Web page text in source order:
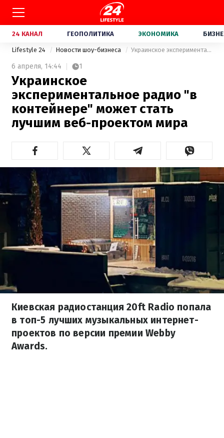
24 КАНАЛ ГЕОПОЛИТИКА ЭКОНОМИКА
Lifestyle 24 Новости шоу-бизнеса Украинское экспериментальное радио "в контейнере" может стать лучшим веб-проектом мира
6 апреля, 14:44 1
Украинское
экспериментальное радио "в
контейнере" может стать
лучшим веб-проектом мира
Киевская радиостанция 20ft Radio попала
в топ-5 лучших музыкальных интернет-
проектов по версии премии Webby
Awards.